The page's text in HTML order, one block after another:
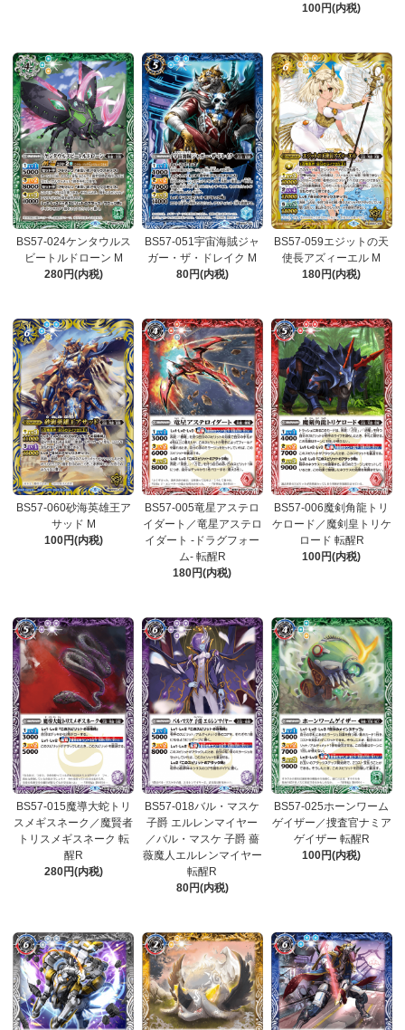
100円(内税)
BS57-024ケンタウルス
ビートルドローン M
280円(内税)
BS57-051宇宙海賊ジャ
ガー・ザ・ドレイク M
80円(内税)
BS57-059エジットの天
使長アズィーエル M
180円(内税)
BS57-060砂海英雄王ア
サッド M
100円(内税)
BS57-005竜星アステロ
イダート／竜星アステロ
イダート -ドラグフォー
ム- 転醒R
180円(内税)
BS57-006魔剣角龍トリ
ケロード／魔剣皇トリケ
ロード 転醒R
100円(内税)
BS57-015魔導大蛇トリ
スメギスネーク／魔賢者
トリスメギスネーク 転
醒R
280円(内税)
BS57-018バル・マスケ
子爵 エルレンマイヤー
／バル・マスケ 子爵 薔
薇魔人エルレンマイヤー
転醒R
80円(内税)
BS57-025ホーンワーム
ゲイザー／捜査官ナミア
ゲイザー 転醒R
100円(内税)